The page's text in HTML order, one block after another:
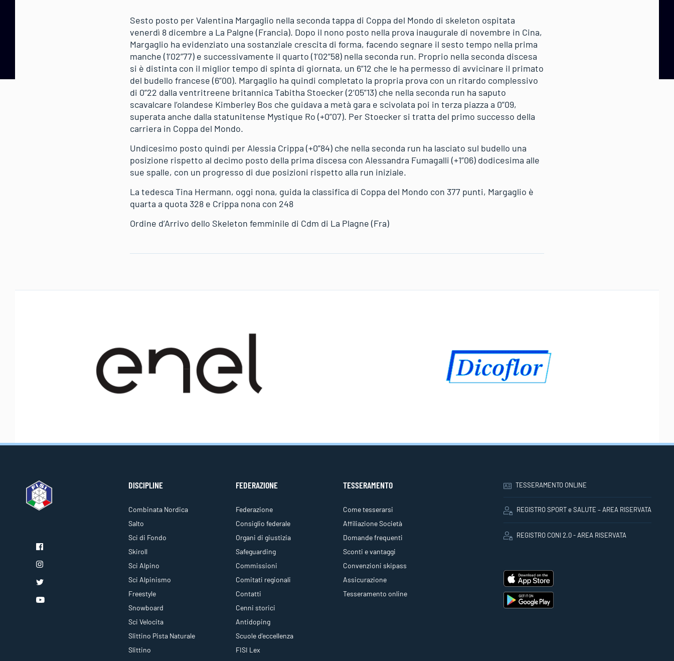
Sesto posto per Valentina Margaglio nella seconda tappa di Coppa del Mondo di skeleton ospitata
venerdì 8 dicembre a La Palgne (Francia). Dopo il nono posto nella prova inaugurale di novembre in Cina,
Margaglio ha evidenziato una sostanziale crescita di forma, facendo segnare il sesto tempo nella prima
manche (1’02”77) e successivamente il quarto (1’02”58) nella seconda run. Proprio nella seconda discesa
si è distinta con il miglior tempo di spinta di giornata, un 6”12 che le ha permesso di avvicinare il primato
del budello francese (6”00). Margaglio ha quindi completato la propria prova con un ritardo complessivo
di 0”22 dalla ventritreene britannica Tabitha Stoecker (2’05”13) che nella seconda run ha saputo
scavalcare l’olandese Kimberley Bos che guidava a metà gara e scivolata poi in terza piazza a 0”09,
superata anche dalla statunitense Mystique Ro (+0”07). Per Stoecker si tratta del primo successo della
carriera in Coppa del Mondo.
Undicesimo posto quindi per Alessia Crippa (+0”84) che nella seconda run ha lasciato sul budello una
posizione rispetto al decimo posto della prima discesa con Alessandra Fumagalli (+1”06) dodicesima alle
sue spalle, con un progresso di due posizioni rispetto alla run iniziale.
La tedesca Tina Hermann, oggi nona, guida la classifica di Coppa del Mondo con 377 punti, Margaglio è
quarta a quota 328 e Crippa nona con 248
Ordine d’Arrivo dello Skeleton femminile di Cdm di La Plagne (Fra)
DISCIPLINE
Combinata Nordica
Salto
Sci di Fondo
Skiroll
Sci Alpino
Sci Alpinismo
Freestyle
Snowboard
Sci Velocita
Slittino Pista Naturale
Slittino
FEDERAZIONE
Federazione
Consiglio federale
Organi di giustizia
Safeguarding
Commissioni
Comitati regionali
Contatti
Cenni storici
Antidoping
Scuole d'eccellenza
FISI Lex
TESSERAMENTO
Come tesserarsi
Affiliazione Società
Domande frequenti
Sconti e vantaggi
Convenzioni skipass
Assicurazione
Tesseramento online
TESSERAMENTO ONLINE
REGISTRO SPORT e SALUTE – AREA RISERVATA
REGISTRO CONI 2.0 - AREA RISERVATA